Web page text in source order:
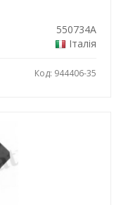
550734A
Італія
Код: 944406-35